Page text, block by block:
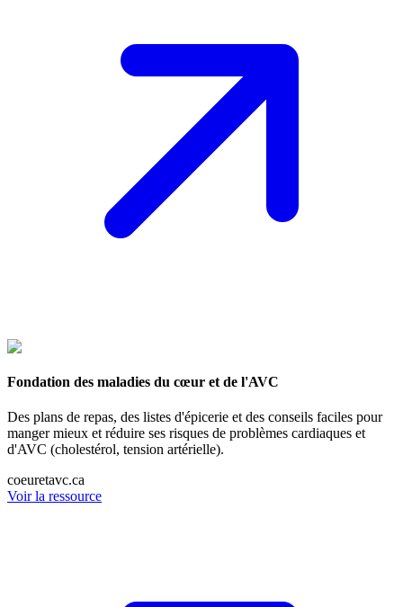
Fondation des maladies du cœur et de l'AVC
Des plans de repas, des listes d'épicerie et des conseils faciles pour
manger mieux et réduire ses risques de problèmes cardiaques et
d'AVC (cholestérol, tension artérielle).
coeuretavc.ca
Voir la ressource